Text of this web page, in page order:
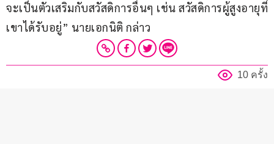
จะเป็นตัวเสริมกับสวัสดิการอื่นๆ เช่น สวัสดิการผู้สูงอายุที่
เขาได้รับอยู่” นายเอกนิติ กล่าว
10 ครั้ง